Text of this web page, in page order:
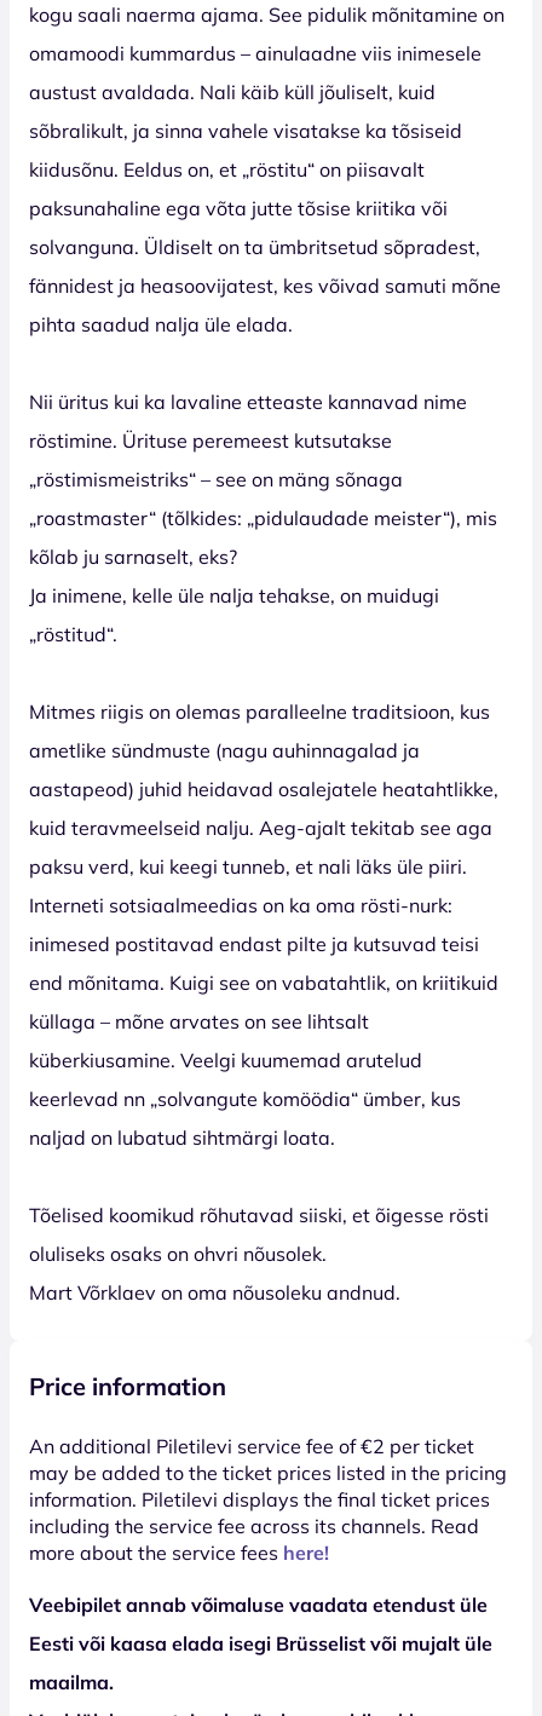
kogu saali naerma ajama. See pidulik mõnitamine on
omamoodi kummardus – ainulaadne viis inimesele
austust avaldada. Nali käib küll jõuliselt, kuid
sõbralikult, ja sinna vahele visatakse ka tõsiseid
kiidusõnu. Eeldus on, et „röstitu“ on piisavalt
paksunahaline ega võta jutte tõsise kriitika või
solvanguna. Üldiselt on ta ümbritsetud sõpradest,
fännidest ja heasoovijatest, kes võivad samuti mõne
pihta saadud nalja üle elada.
Nii üritus kui ka lavaline etteaste kannavad nime
röstimine. Ürituse peremeest kutsutakse
„röstimismeistriks“ – see on mäng sõnaga
„roastmaster“ (tõlkides: „pidulaudade meister“), mis
kõlab ju sarnaselt, eks?
Ja inimene, kelle üle nalja tehakse, on muidugi
„röstitud“.
Mitmes riigis on olemas paralleelne traditsioon, kus
ametlike sündmuste (nagu auhinnagalad ja
aastapeod) juhid heidavad osalejatele heatahtlikke,
kuid teravmeelseid nalju. Aeg-ajalt tekitab see aga
paksu verd, kui keegi tunneb, et nali läks üle piiri.
Interneti sotsiaalmeedias on ka oma rösti-nurk:
inimesed postitavad endast pilte ja kutsuvad teisi
end mõnitama. Kuigi see on vabatahtlik, on kriitikuid
küllaga – mõne arvates on see lihtsalt
küberkiusamine. Veelgi kuumemad arutelud
keerlevad nn „solvangute komöödia“ ümber, kus
naljad on lubatud sihtmärgi loata.
Tõelised koomikud rõhutavad siiski, et õigesse rösti
oluliseks osaks on ohvri nõusolek.
Mart Võrklaev on oma nõusoleku andnud.
Price information
An additional Piletilevi service fee of €2 per ticket
may be added to the ticket prices listed in the pricing
information. Piletilevi displays the final ticket prices
including the service fee across its channels. Read
more about the service fees here!
Veebipilet annab võimaluse vaadata etendust üle
Eesti või kaasa elada isegi Brüsselist või mujalt üle
maailma.